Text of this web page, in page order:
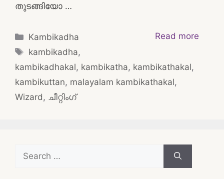
തുടങ്ങിയോ …
Read more
Categories
Kambikadha
Tags
kambikadha,
kambikadhakal, kambikatha, kambikathakal,
kambikuttan, malayalam kambikathakal,
Wizard , ചീറ്റിംഗ്
for: